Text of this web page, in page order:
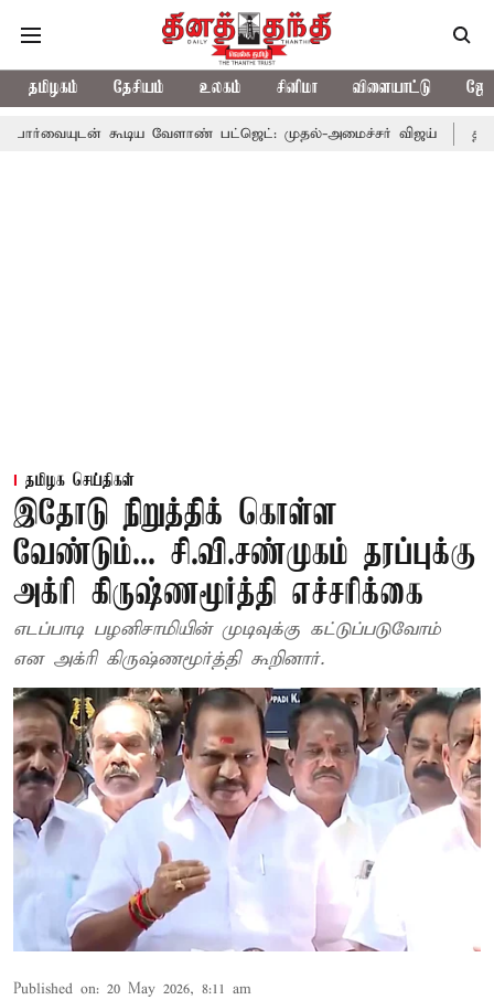
தமிழகம் தேசியம் உலகம் சினிமா விளையாட்டு
கூடிய வேளாண் பட்ஜெட்: முதல்-அமைச்சர் விஜய் தமிழக
தமிழக செய்திகள்
இதோடு நிறுத்திக் கொள்ள
வேண்டும்... சி.வி.சண்முகம் தரப்புக்கு
அக்ரி கிருஷ்ணமூர்த்தி எச்சரிக்கை
எடப்பாடி பழனிசாமியின் முடிவுக்கு கட்டுப்படுவோம்
என அக்ரி கிருஷ்ணமூர்த்தி கூறினார்.
Published on: 20 May 2026, 8:11 am